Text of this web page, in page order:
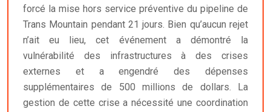
forcé la mise hors service préventive du pipeline de
Trans Mountain pendant 21 jours. Bien qu’aucun rejet
n’ait eu lieu, cet événement a démontré la
vulnérabilité des infrastructures à des crises
externes et a engendré des dépenses
supplémentaires de 500 millions de dollars. La
gestion de cette crise a nécessité une coordination